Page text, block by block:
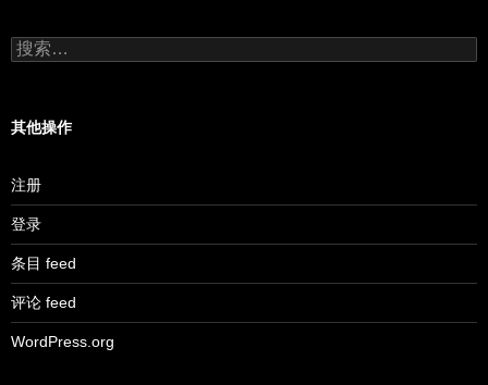
搜
索：
其他操作
注册
登录
条目 feed
评论 feed
WordPress.org